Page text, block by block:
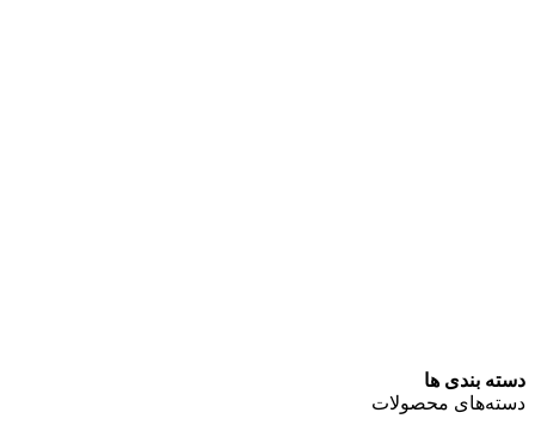
دسته بندی ها
دسته‌های محصولات